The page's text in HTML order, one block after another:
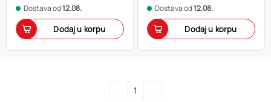
Dostava od12.08.
Dodaj u korpu
Dostava od12.08.
Dodaj u korpu
1